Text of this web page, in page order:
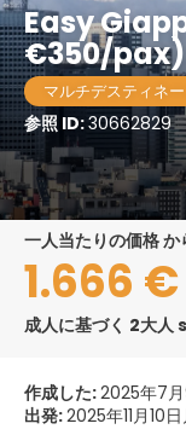
Easy
€350/pax)
マルチデスティネ
参照 ID:30662829
一人当たりの価格 か
1.666 €
成人に基づく 2大人 s
作成した:2025年7
出発:2025年11月10